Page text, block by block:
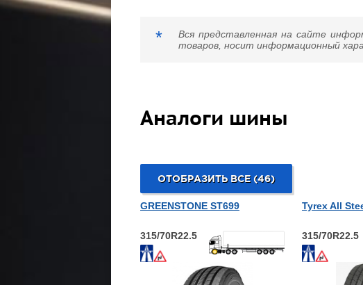
*
Вся представленная на сайте
товаров, носит информационный
Аналоги шины
ОТОБРАЗИТЬ ВСЕ (46)
GREENSTONE ST699
315/70R22.5
Tyrex All
315/70R22.5